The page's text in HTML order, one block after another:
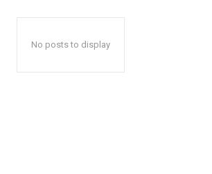
No posts to display